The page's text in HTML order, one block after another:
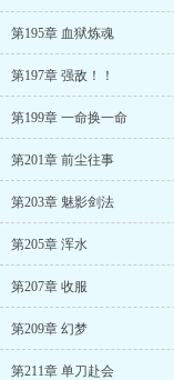
第195章 血狱炼魂
第197章 强敌！！
第199章 一命换一命
第201章 前尘往事
第203章 魅影剑法
第205章 浑水
第207章 收服
第209章 幻梦
第211章 单刀赴会